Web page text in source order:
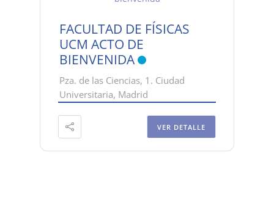
FACULTAD DE FÍSICAS
UCM ACTO DE
BIENVENIDA
Pza. de las Ciencias, 1. Ciudad
Universitaria, Madrid
VER DETALLE